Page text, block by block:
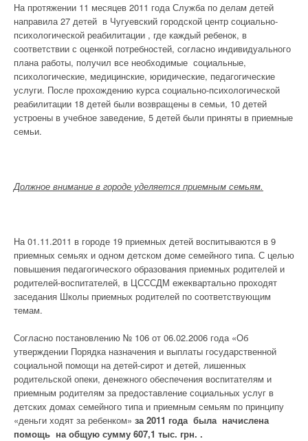
На протяжении 11 месяцев 2011 года Служба по делам детей
направила 27 детей в Чугуевский городской центр социально-
психологической реабилитации , где каждый ребенок, в
соответствии с оценкой потребностей, согласно индивидуального
плана работы, получил все необходимые социальные,
психологические, медицинские, юридические, педагогические
услуги. После прохождению курса социально-психологической
реабилитации 18 детей были возвращены в семьи, 10 детей
устроены в учебное заведение, 5 детей были приняты в приемные
семьи.
Должное внимание в городе уделяется приемным семьям.
На 01.11.2011 в городе 19 приемных детей воспитываются в 9
приемных семьях и одном детском доме семейного типа. С целью
повышения педагогического образования приемных родителей и
родителей-воспитателей, в ЦСССДМ ежеквартально проходят
заседания Школы приемных родителей по соответствующим
темам.
Согласно постановлению № 106 от 06.02.2006 года «Об
утверждении Порядка назначения и выплаты государственной
социальной помощи на детей-сирот и детей, лишенных
родительской опеки, денежного обеспечения воспитателям и
приемным родителям за предоставление социальных услуг в
детских домах семейного типа и приемным семьям по принципу
«деньги ходят за ребенком» за 2011 года была начислена
помощь на общую сумму 607,1 тыс. грн. .